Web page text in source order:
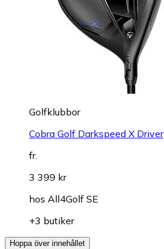
Golfklubbor
Cobra Golf Darkspeed X Driver
fr.
3 399 kr
hos All4Golf SE
+3 butiker
Hoppa över innehållet